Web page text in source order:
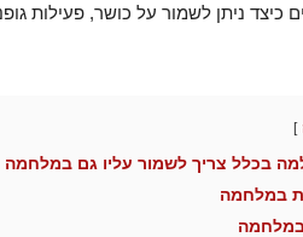
כיצד ניתן לשמור על כושר, פעילות
בכלל צריך לשמור עליו גם במלחמה
במלחמה
במלחמה